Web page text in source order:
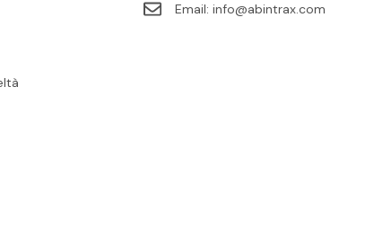
Email:info@abintrax.com